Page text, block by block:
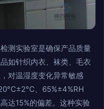
测实验室是确保产品质量
如针织内衣、袜类、毛衣
对温湿度变化异常敏感
、65%±4%RH
达15%的偏差。这种实验